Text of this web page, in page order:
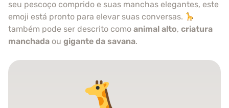
seu pescoço comprido e suas manchas elegantes, este
emoji está pronto para elevar suas conversas.
também pode ser descrito como animal alto, criatura
manchada ou gigante da savana.